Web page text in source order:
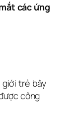
các ứng
trẻ bây
công